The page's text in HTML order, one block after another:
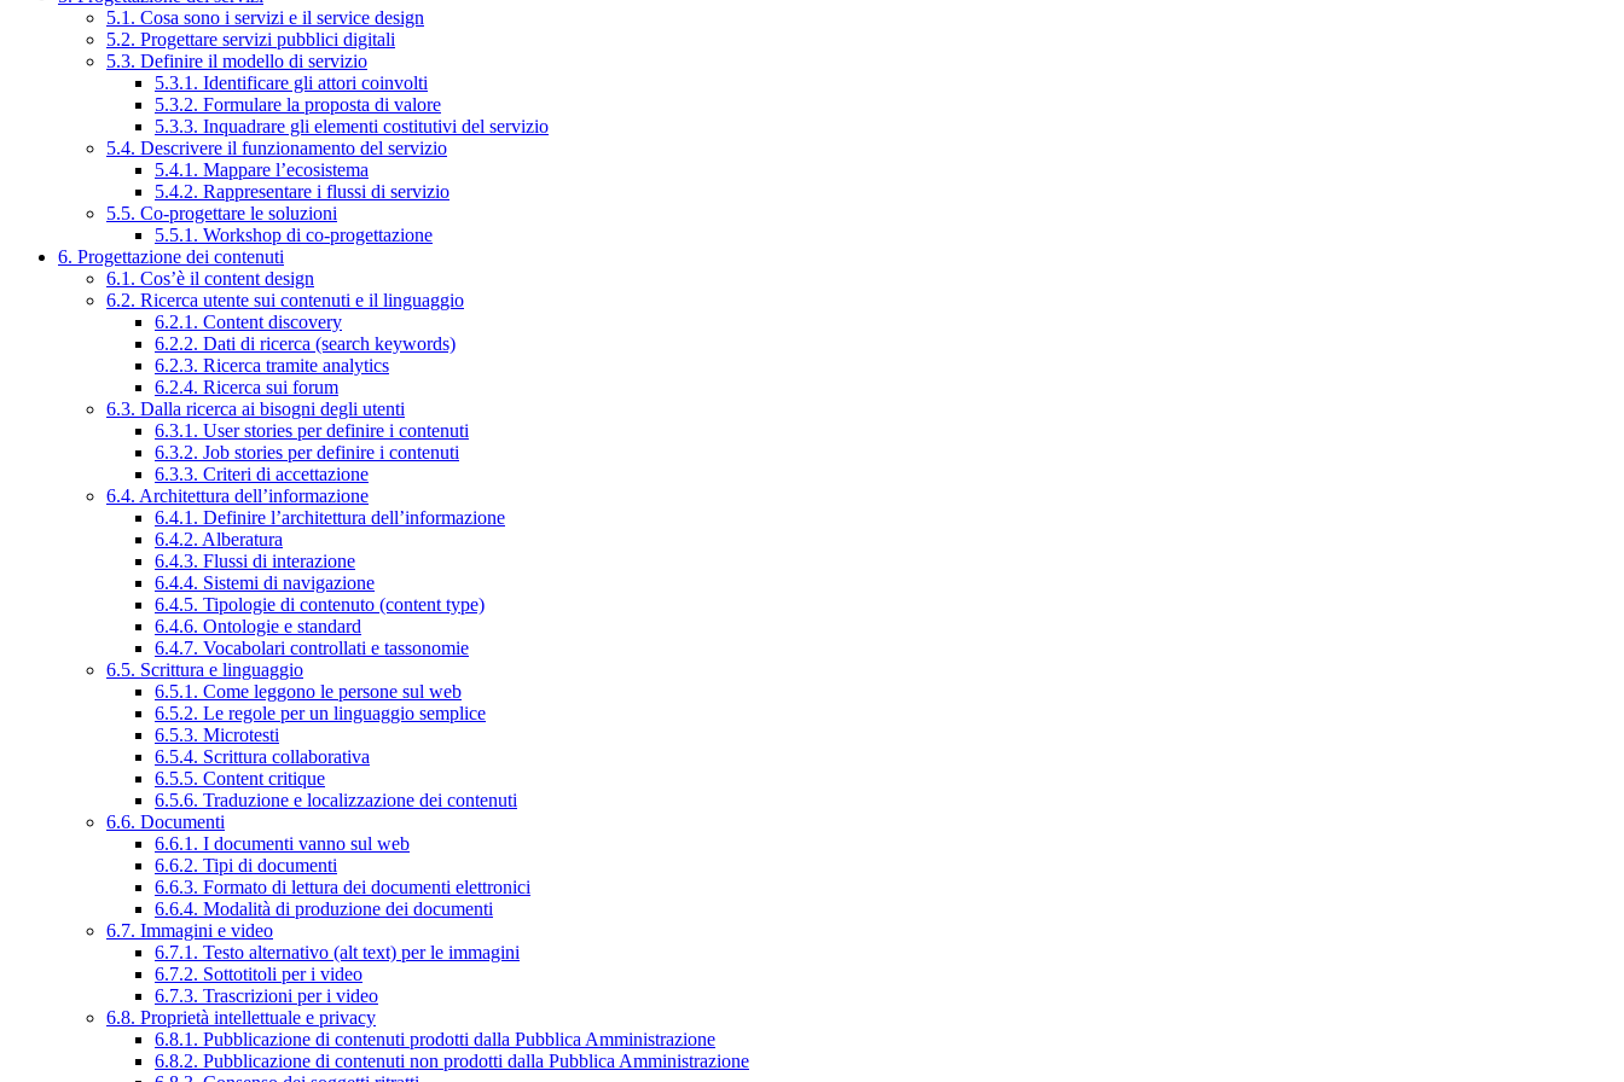
5.1. Cosa sono i servizi e il service design
5.2. Progettare servizi pubblici digitali
5.3. Definire il modello di servizio
5.3.1. Identificare gli attori coinvolti
5.3.2. Formulare la proposta di valore
5.3.3. Inquadrare gli elementi costitutivi del servizio
5.4. Descrivere il funzionamento del servizio
5.4.1. Mappare l’ecosistema
5.4.2. Rappresentare i flussi di servizio
5.5. Co-progettare le soluzioni
5.5.1. Workshop di co-progettazione
6. Progettazione dei contenuti
6.1. Cos’è il content design
6.2. Ricerca utente sui contenuti e il linguaggio
6.2.1. Content discovery
6.2.2. Dati di ricerca (search keywords)
6.2.3. Ricerca tramite analytics
6.2.4. Ricerca sui forum
6.3. Dalla ricerca ai bisogni degli utenti
6.3.1. User stories per definire i contenuti
6.3.2. Job stories per definire i contenuti
6.3.3. Criteri di accettazione
6.4. Architettura dell’informazione
6.4.1. Definire l’architettura dell’informazione
6.4.2. Alberatura
6.4.3. Flussi di interazione
6.4.4. Sistemi di navigazione
6.4.5. Tipologie di contenuto (content type)
6.4.6. Ontologie e standard
6.4.7. Vocabolari controllati e tassonomie
6.5. Scrittura e linguaggio
6.5.1. Come leggono le persone sul web
6.5.2. Le regole per un linguaggio semplice
6.5.3. Microtesti
6.5.4. Scrittura collaborativa
6.5.5. Content critique
6.5.6. Traduzione e localizzazione dei contenuti
6.6. Documenti
6.6.1. I documenti vanno sul web
6.6.2. Tipi di documenti
6.6.3. Formato di lettura dei documenti elettronici
6.6.4. Modalità di produzione dei documenti
6.7. Immagini e video
6.7.1. Testo alternativo (alt text) per le immagini
6.7.2. Sottotitoli per i video
6.7.3. Trascrizioni per i video
6.8. Proprietà intellettuale e privacy
6.8.1. Pubblicazione di contenuti prodotti dalla Pubblica Amministrazione
6.8.2. Pubblicazione di contenuti non prodotti dalla Pubblica Amministrazione